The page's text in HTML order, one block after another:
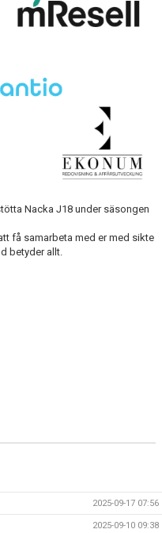
VÅR
Nacka J18 under säsongen
få samarbeta med er med sikte
betyder allt.
2025-09-17 07:56
2025-09-10 09:38